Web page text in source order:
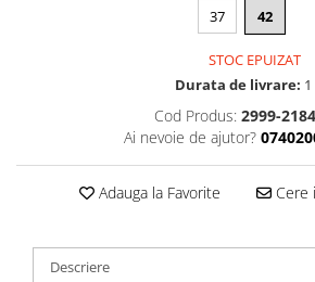
37 42
STOC EPUIZAT
Durata de livrare: 1
Cod Produs: 2999-2184
Ai nevoie de ajutor?
Adauga la Favorite Cere
Descriere